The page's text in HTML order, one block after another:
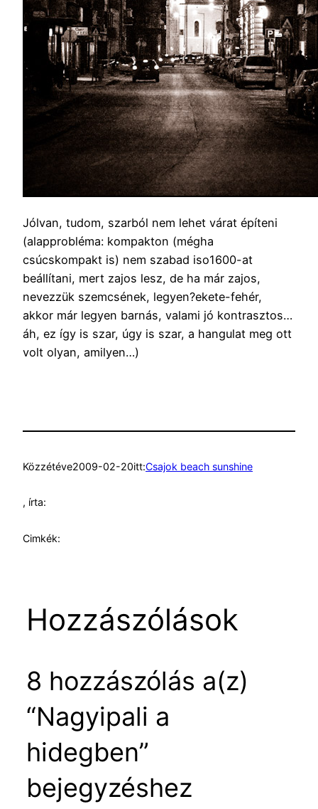
Jólvan, tudom, szarból nem lehet várat építeni
(alapprobléma: kompakton (mégha
csúcskompakt is) nem szabad iso1600-at
beállítani, mert zajos lesz, de ha már zajos,
nevezzük szemcsének, legyen?ekete-fehér,
akkor már legyen barnás, valami jó kontrasztos…
áh, ez így is szar, úgy is szar, a hangulat meg ott
volt olyan, amilyen…)
Közzétéve2009-02-20itt:Csajok beach sunshine
, írta:
Cimkék:
Hozzászólások
8 hozzászólás a(z)
“Nagyipali a
hidegben”
bejegyzéshez